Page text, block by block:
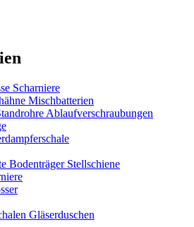
Scharniere
Mischbatterien
Ablaufverschraubungen
Bodenträger Stellschiene
Gläserduschen